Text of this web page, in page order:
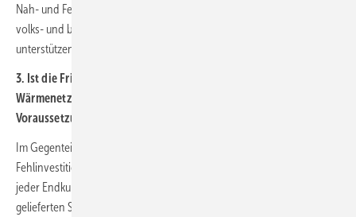
Nah- und Fernwärmenetzen geplanten staatlichen Förderungen
volks- und betriebswirtschaftliche Fehlentwicklungen weiter
unterstützen würden.
3. Ist die Frist für die Vorlage eines Transformationsplans für die
Wärmenetzbetreiber ausreichend? Wie kann die Einhaltung der
Voraussetzung nachgewiesen werden?
Im Gegenteil, die Fristen müssten verkürzt werden, um
Fehlinvestitionen zu vermeiden. So wie heutige Stromlieferanten auf
jeder Endkundenrechnung den Herkunftsnachweis für ihren
gelieferten Strom transparent darstellen müssen, sollte dies auch für